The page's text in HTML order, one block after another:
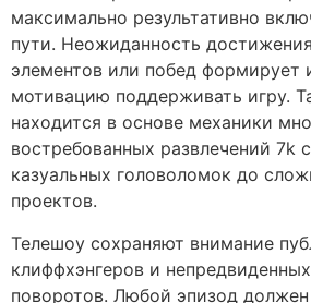
максимально результативно
пути. Неожиданность
элементов или побед формирует
мотивацию поддерживать игру.
находится в основе механики
востребованных развлечений 7k
казуальных головоломок до
проектов.
Телешоу сохраняют внимание
клиффхэнгеров и
поворотов. Любой эпизод